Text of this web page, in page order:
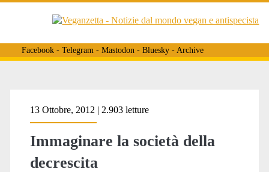
Facebook- Telegram- Mastodon- Bluesky- Archive
Tag:
<span>decrescita
13 Ottobre, 2012 | 2.903 letture
Immaginare la società della
decrescita